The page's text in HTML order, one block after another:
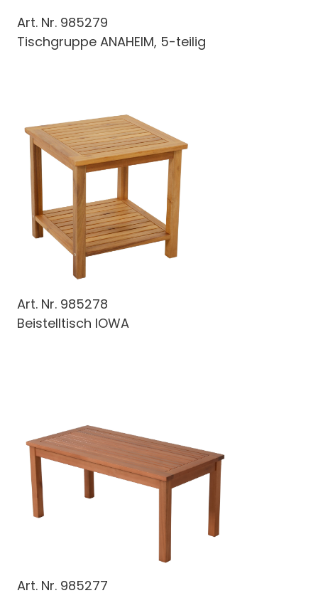
Art. Nr. 985279
Tischgruppe ANAHEIM, 5-teilig
Art. Nr. 985278
Beistelltisch IOWA
Art. Nr. 985277